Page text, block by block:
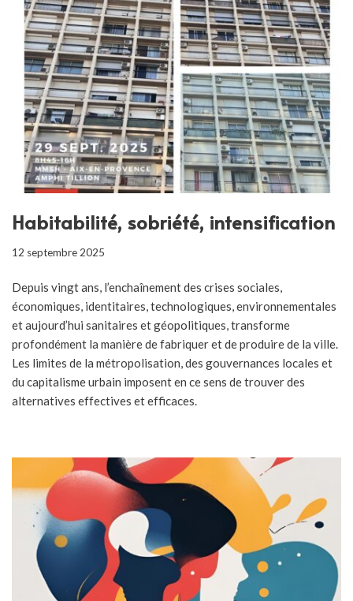
Habitabilité, sobriété, intensification
12 septembre 2025
Depuis vingt ans, l’enchaînement des crises sociales,
économiques, identitaires, technologiques, environnementales
et aujourd’hui sanitaires et géopolitiques, transforme
profondément la manière de fabriquer et de produire de la ville.
Les limites de la métropolisation, des gouvernances locales et
du capitalisme urbain imposent en ce sens de trouver des
alternatives effectives et efficaces.